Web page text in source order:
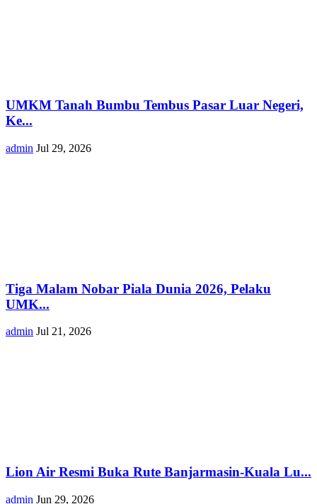
UMKM Tanah Bumbu Tembus Pasar Luar Negeri,
Ke...
admin Jul 29, 2026
Tiga Malam Nobar Piala Dunia 2026, Pelaku
UMK...
admin Jul 21, 2026
Lion Air Resmi Buka Rute Banjarmasin-Kuala Lu...
admin Jun 29, 2026